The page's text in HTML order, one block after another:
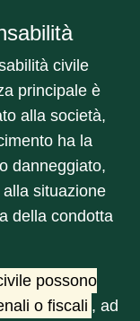
civile
principale è
alla società,
ha la
danneggiato,
situazione
della condotta
possono
o fiscali , ad